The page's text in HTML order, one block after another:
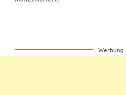
Werbung